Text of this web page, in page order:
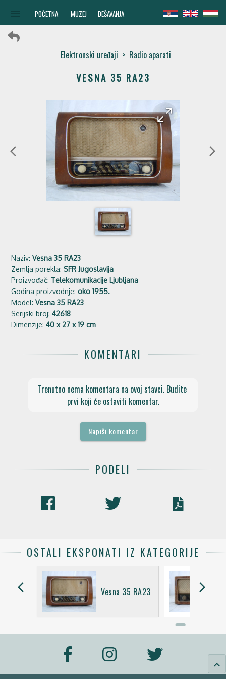
POČETNA MUZEJ DEŠAVANJA
Elektronski uređaji > Radio aparati
VESNA 35 RA23
arrow_back_ios
arrow_back
arrow_forward
arrow_forward_ios
Naziv:Vesna 35 RA23
Zemlja porekla:SFR Jugoslavija
Proizvođač: Telekomunikacije Ljubljana
Godina proizvodnje:oko 1955.
Model:Vesna 35 RA23
Serijski broj:42618
Dimenzije:40 x 27 x 19 cm
KOMENTARI
Trenutno nema komentara na ovoj stavci. Budite
prvi koji će ostaviti komentar.
Napiši komentar
PODELI
OSTALI EKSPONATI IZ KATEGORIJE
arrow_back_ios Vesna 35 RA23 arrow_forward_ios
keyboard_arrow_up